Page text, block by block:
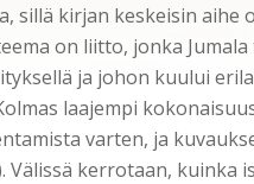
sillä kirjan keskeisin aihe
on liitto, jonka
ja johon kuului
laajempi
varten, ja
kerrotaan, kuinka